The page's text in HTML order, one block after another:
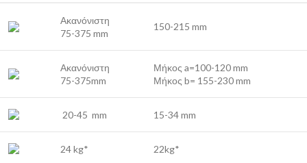
Ακανόνιστη
75-375 mm
150-215 mm
Ακανόνιστη
75-375mm
Μήκος a=100-120 mm
Μήκος b= 155-230 mm
20-45 mm 15-34 mm
24 kg* 22kg*